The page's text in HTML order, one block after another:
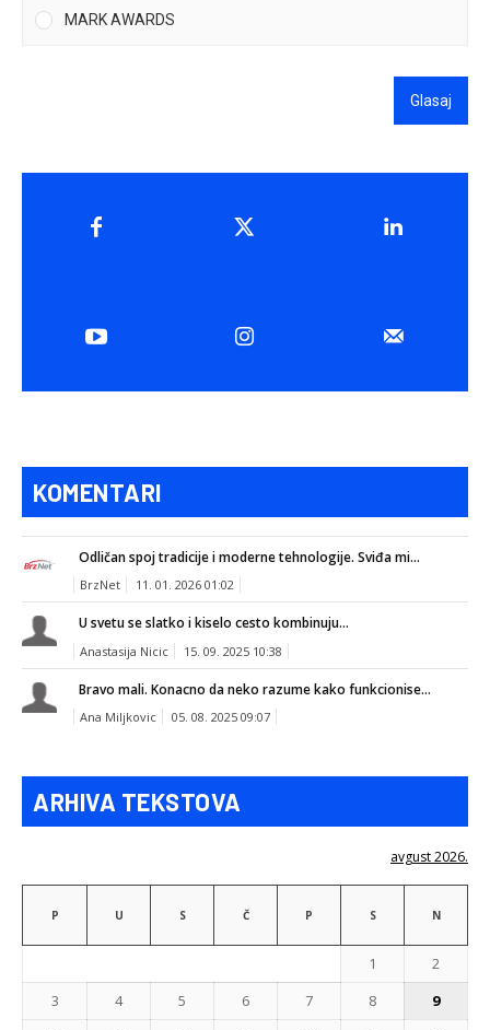
MARK AWARDS
Glasaj
KOMENTARI
Odličan spoj tradicije i moderne tehnologije. Sviđa mi...
BrzNet 11. 01. 2026 01:02
U svetu se slatko i kiselo cesto kombinuju...
Anastasija Nicic 15. 09. 2025 10:38
Bravo mali. Konacno da neko razume kako funkcionise...
Ana Miljkovic 05. 08. 2025 09:07
ARHIVA TEKSTOVA
avgust 2026.
P U S Č P S N
1
2
3
4 5 6 7 8
9